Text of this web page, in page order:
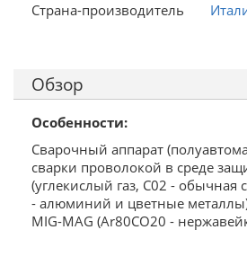
Страна-производитель
Обзор
Особенности:
Сварочный аппарат
сварки проволокой в среде
(углекислый газ, С02 - обычная
- алюминий и цветные металлы)
MIG-MAG (Ar80CO20 -